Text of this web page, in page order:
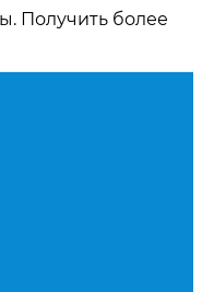
Получить более